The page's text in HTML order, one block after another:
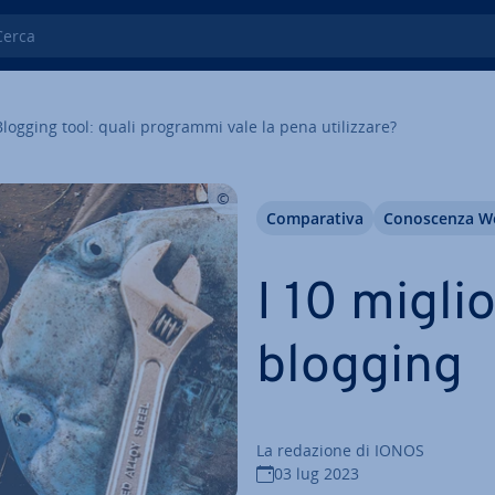
tool: quali programmi vale la pena uti­liz­za­re?
I 10
blogging
La redazione di IONOS
03 lug 2023
Com­pa­ra­ti­va Co­no­scen­za